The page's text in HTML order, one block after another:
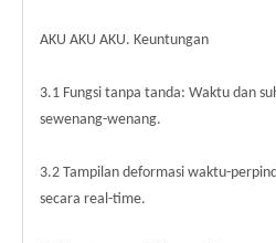
AKU AKU AKU. Keuntungan
3.1 Fungsi tanpa tanda: Waktu dan
sewenang-wenang.
3.2 Tampilan deformasi waktu-
secara real-time.